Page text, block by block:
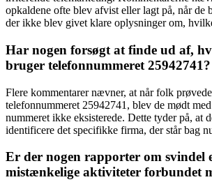
opkaldene ofte blev afvist eller lagt på, når de
der ikke blev givet klare oplysninger om,
Har nogen forsøgt at finde ud af,
bruger telefonnummeret 25942741?
Flere kommentarer nævner, at når folk
telefonnummeret 25942741, blev de mødt
nummeret ikke eksisterede. Dette tyder på, at
identificere det specifikke firma, der står bag
Er der nogen rapporter om svindel
mistænkelige aktiviteter forbundet